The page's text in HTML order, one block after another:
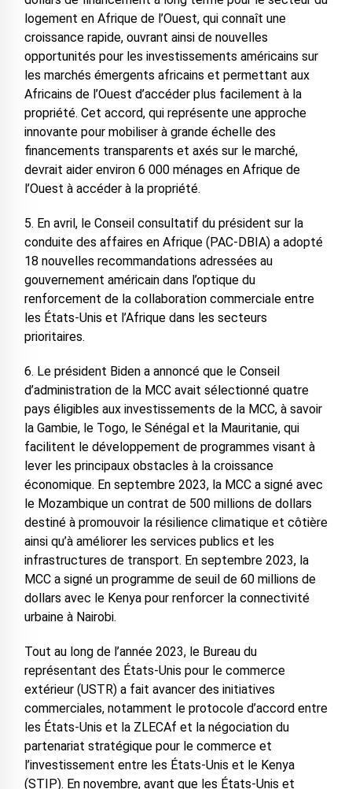
logement en Afrique de l’Ouest, qui connaît une
croissance rapide, ouvrant ainsi de nouvelles
opportunités pour les investissements américains sur
les marchés émergents africains et permettant aux
Africains de l’Ouest d’accéder plus facilement à la
propriété. Cet accord, qui représente une approche
innovante pour mobiliser à grande échelle des
financements transparents et axés sur le marché,
devrait aider environ 6 000 ménages en Afrique de
l’Ouest à accéder à la propriété.
5. En avril, le Conseil consultatif du président sur la
conduite des affaires en Afrique (PAC-DBIA) a adopté
18 nouvelles recommandations adressées au
gouvernement américain dans l’optique du
renforcement de la collaboration commerciale entre
les États-Unis et l’Afrique dans les secteurs
prioritaires.
6. Le président Biden a annoncé que le Conseil
d’administration de la MCC avait sélectionné quatre
pays éligibles aux investissements de la MCC, à savoir
la Gambie, le Togo, le Sénégal et la Mauritanie, qui
facilitent le développement de programmes visant à
lever les principaux obstacles à la croissance
économique. En septembre 2023, la MCC a signé avec
le Mozambique un contrat de 500 millions de dollars
destiné à promouvoir la résilience climatique et côtière
ainsi qu’à améliorer les services publics et les
infrastructures de transport. En septembre 2023, la
MCC a signé un programme de seuil de 60 millions de
dollars avec le Kenya pour renforcer la connectivité
urbaine à Nairobi.
Tout au long de l’année 2023, le Bureau du
représentant des États-Unis pour le commerce
extérieur (USTR) a fait avancer des initiatives
commerciales, notamment le protocole d’accord entre
les États-Unis et la ZLECAf et la négociation du
partenariat stratégique pour le commerce et
l’investissement entre les États-Unis et le Kenya
(STIP). En novembre, avant que les États-Unis et